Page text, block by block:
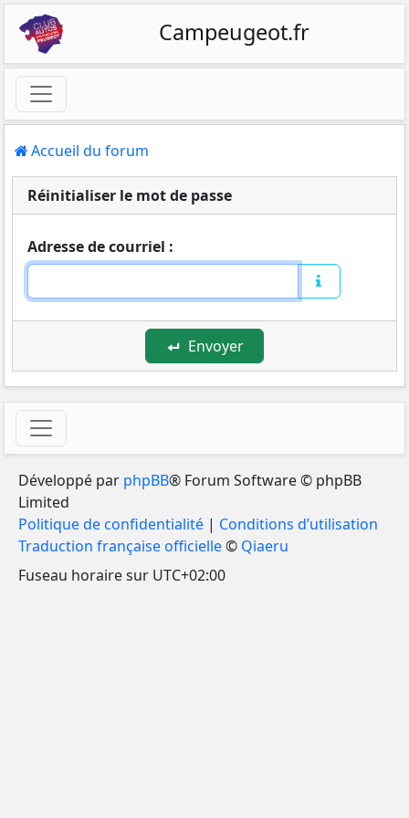
Campeugeot.fr
Accueil du forum
Réinitialiser le mot de passe
Adresse de courriel :
Envoyer
Développé par phpBB® Forum Software © phpBB
Limited
Politique de confidentialité | Conditions d’utilisation
Traduction française officielle© Qiaeru
Fuseau horaire sur UTC+02:00